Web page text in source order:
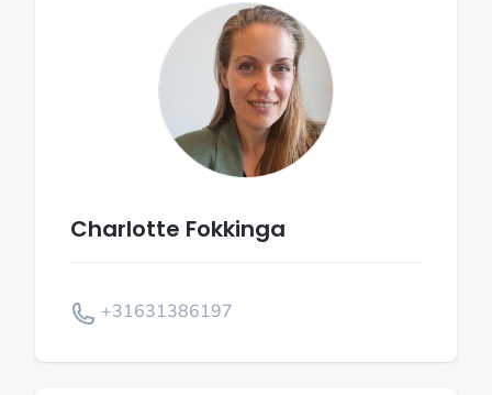
Charlotte Fokkinga
+31631386197